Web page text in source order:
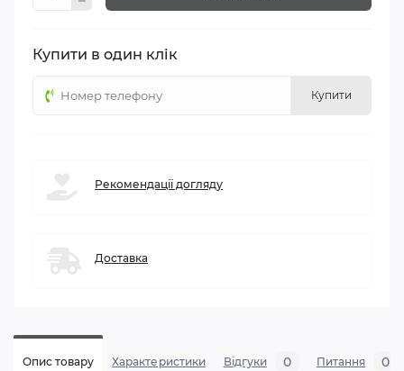
Купити в один клік
Купити
Рекомендації догляду
Доставка
Опис товару Характеристики Відгуки 0 Питання 0